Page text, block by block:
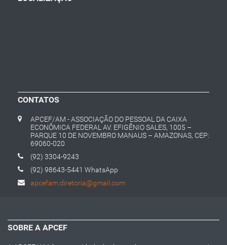
CONTATOS
APCEF/AM - ASSOCIAÇÃO DO PESSOAL DA CAIXA
ECONÔMICA FEDERAL AV. EFIGÊNIO SALES, 1005 –
PARQUE 10 DE NOVEMBRO MANAUS – AMAZONAS, CEP:
69060-020
(92) 3304-9243
(92) 98643-5441 WhatsApp
apcefam.diretoria@gmail.com
SOBRE A APCEF